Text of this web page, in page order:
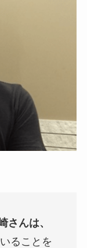
さんは、
ることを